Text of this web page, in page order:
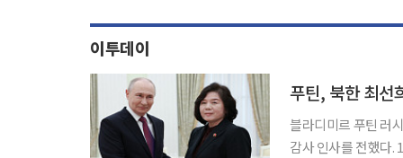
이투데이
푸틴, 북한 최선
블라디미르 푸틴 러
감사 인사를 전했다. 19일(현지시간) 아나돌루에이전시에 따르면 푸틴 대통령은 러시아를 방